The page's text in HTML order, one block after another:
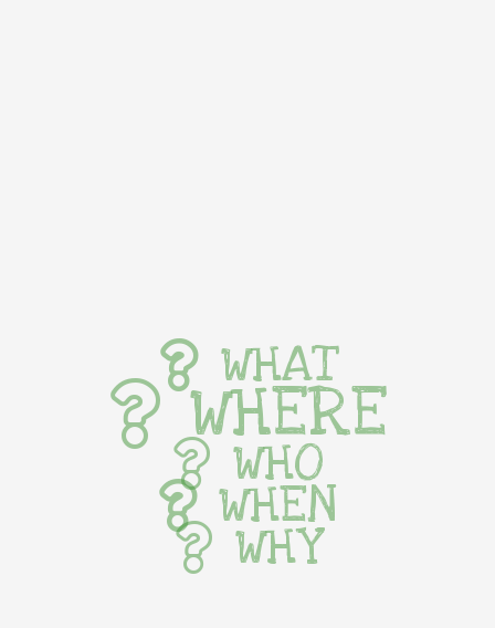
WHAT
WHERE
WHO
WHEN
WHY